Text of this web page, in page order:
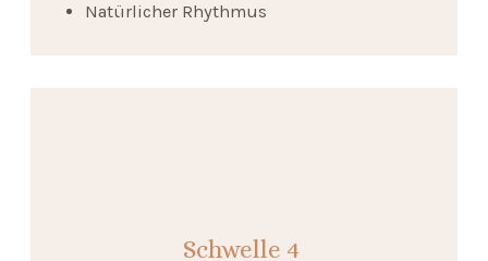
Natürlicher Rhythmus
Schwelle 4